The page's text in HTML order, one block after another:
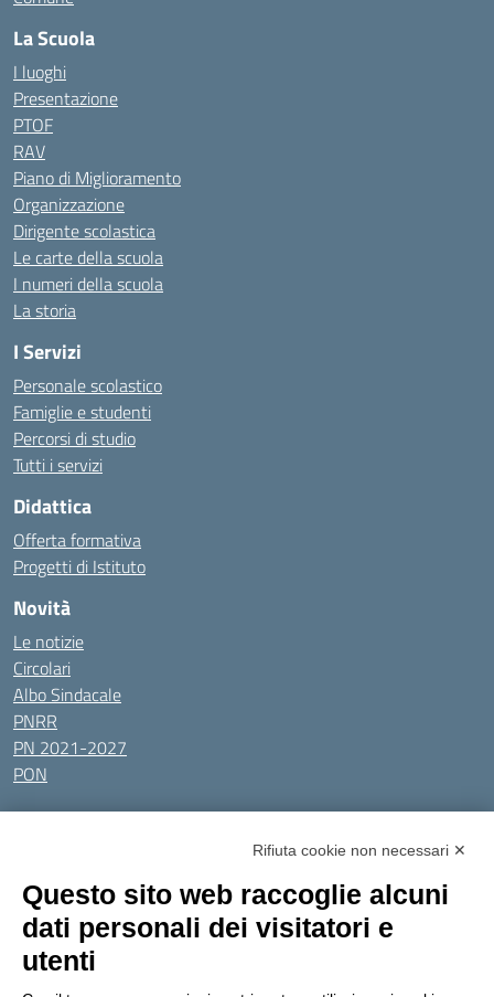
La Scuola
I luoghi
Presentazione
PTOF
RAV
Piano di Miglioramento
Organizzazione
Dirigente scolastica
Le carte della scuola
I numeri della scuola
La storia
I Servizi
Personale scolastico
Famiglie e studenti
Percorsi di studio
Tutti i servizi
Didattica
Offerta formativa
Progetti di Istituto
Novità
Le notizie
Circolari
Albo Sindacale
PNRR
PN 2021-2027
PON
Tutti gli argomenti
Amministrazione Trasparente
Privacy Policy
Dichiarazione di accessibilitàObiettivi di accessibilità
Seguici su:
Rifiuta cookie non necessari ✕
Questo sito web raccoglie alcuni
dati personali dei visitatori e
utenti